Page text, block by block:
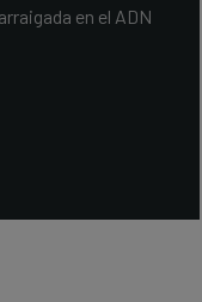
en el ADN